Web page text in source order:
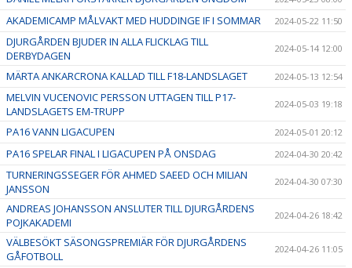
AKADEMICAMP MÅLVAKT MED HUDDINGE IF I SOMMAR 2024-05-22 11:50
DJURGÅRDEN BJUDER IN ALLA FLICKLAG TILL
DERBYDAGEN
2024-05-14 12:00
MÄRTA ANKARCRONA KALLAD TILL F18-LANDSLAGET 2024-05-13 12:54
MELVIN VUCENOVIC PERSSON UTTAGEN TILL P17-
LANDSLAGETS EM-TRUPP
2024-05-03 19:18
PA16 VANN LIGACUPEN 2024-05-01 20:12
PA16 SPELAR FINAL I LIGACUPEN PÅ ONSDAG 2024-04-30 20:42
TURNERINGSSEGER FÖR AHMED SAEED OCH MILIAN
JANSSON
2024-04-30 07:30
ANDREAS JOHANSSON ANSLUTER TILL DJURGÅRDENS
POJKAKADEMI
2024-04-26 18:42
VÄLBESÖKT SÄSONGSPREMIÄR FÖR DJURGÅRDENS
GÅFOTBOLL
2024-04-26 11:05